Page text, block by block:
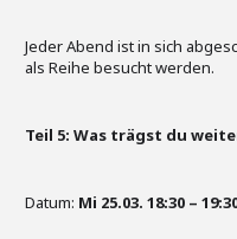
Jeder Abend ist in sich
als Reihe besucht werden.
Teil 5: Was trägst du
Datum: Mi 25.03. 18:30 –